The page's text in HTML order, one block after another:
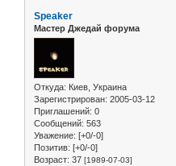
Speaker
Мастер Джедай форума
Откуда: Киев, Украина
Зарегистрирован: 2005-03-12
Приглашений: 0
Сообщений: 563
Уважение: [+0/-0]
Позитив: [+0/-0]
Возраст: 37 [1989-07-03]